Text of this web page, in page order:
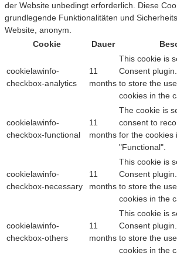
der Website unbedingt erforderlich. Diese
grundlegende Funktionalitäten und
Website, anonym.
Cookie
Dauer
cookielawinfo-
checkbox-analytics
11
months
This cookie is
Consent
to store the
cookies in the
cookielawinfo-
checkbox-functional
11
months
The cookie is
consent to
for the cookies
"Functional".
cookielawinfo-
checkbox-necessary
11
months
This cookie is
Consent
to store the
cookies in the
cookielawinfo-
checkbox-others
11
months
This cookie is
Consent
to store the
cookies in the